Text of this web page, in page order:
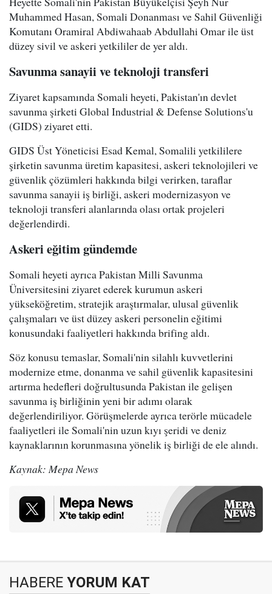
Muhammed Hasan, Somali Donanması ve Sahil Güvenliği
Komutanı Oramiral Abdiwahaab Abdullahi Omar ile üst
düzey sivil ve askeri yetkililer de yer aldı.
Savunma sanayii ve teknoloji transferi
Ziyaret kapsamında Somali heyeti, Pakistan'ın devlet
savunma şirketi Global Industrial & Defense Solutions'u
(GIDS) ziyaret etti.
GIDS Üst Yöneticisi Esad Kemal, Somalili yetkililere
şirketin savunma üretim kapasitesi, askeri teknolojileri ve
güvenlik çözümleri hakkında bilgi verirken, taraflar
savunma sanayii iş birliği, askeri modernizasyon ve
teknoloji transferi alanlarında olası ortak projeleri
değerlendirdi.
Askeri eğitim gündemde
Somali heyeti ayrıca Pakistan Milli Savunma
Üniversitesini ziyaret ederek kurumun askeri
yükseköğretim, stratejik araştırmalar, ulusal güvenlik
çalışmaları ve üst düzey askeri personelin eğitimi
konusundaki faaliyetleri hakkında brifing aldı.
Söz konusu temaslar, Somali'nin silahlı kuvvetlerini
modernize etme, donanma ve sahil güvenlik kapasitesini
artırma hedefleri doğrultusunda Pakistan ile gelişen
savunma iş birliğinin yeni bir adımı olarak
değerlendiriliyor. Görüşmelerde ayrıca terörle mücadele
faaliyetleri ile Somali'nin uzun kıyı şeridi ve deniz
kaynaklarının korunmasına yönelik iş birliği de ele alındı.
Kaynak: Mepa News
HABERE YORUM KAT